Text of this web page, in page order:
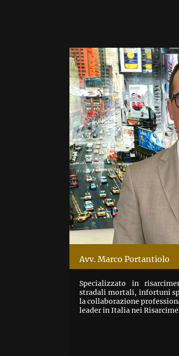
Avv. Marco Portantiolo
Specializzato in
stradali mortali, infortuni
la collaborazione
leader in Italia nei